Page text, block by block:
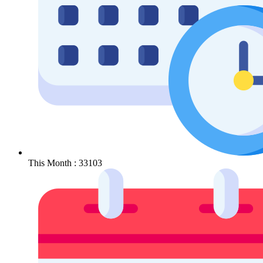
This Month : 33103